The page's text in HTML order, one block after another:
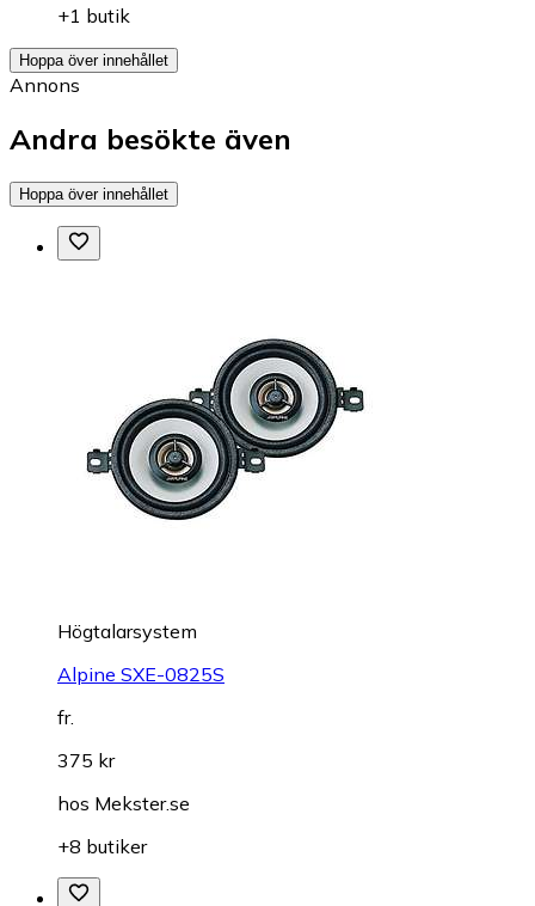
+1 butik
Hoppa över innehållet
Annons
Andra besökte även
Hoppa över innehållet
Högtalarsystem
Alpine SXE-0825S
fr.
375 kr
hos Mekster.se
+8 butiker